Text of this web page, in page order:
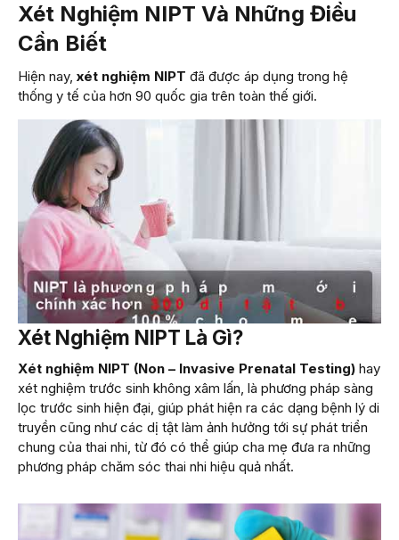
Xét Nghiệm NIPT Và Những Điều
Cần Biết
Hiện nay, xét nghiệm NIPT đã được áp dụng trong hệ
thống y tế của hơn 90 quốc gia trên toàn thế giới.
Xét Nghiệm NIPT Là Gì?
Xét nghiệm NIPT (Non – Invasive Prenatal Testing) hay
xét nghiệm trước sinh không xâm lấn, là phương pháp sàng
lọc trước sinh hiện đại, giúp phát hiện ra các dạng bệnh lý di
truyền cũng như các dị tật làm ảnh hưởng tới sự phát triển
chung của thai nhi, từ đó có thể giúp cha mẹ đưa ra những
phương pháp chăm sóc thai nhi hiệu quả nhất.